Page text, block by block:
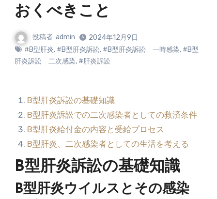
おくべきこと
投稿者 admin
2024年12月9日
#B型肝炎, #B型肝炎訴訟, #B型肝炎訴訟 一時感染, #B型
肝炎訴訟 二次感染, #肝炎訴訟
B型肝炎訴訟の基礎知識
B型肝炎訴訟での二次感染者としての救済条件
B型肝炎給付金の内容と受給プロセス
B型肝炎、二次感染者としての生活を考える
B型肝炎訴訟の基礎知識
B型肝炎ウイルスとその感染